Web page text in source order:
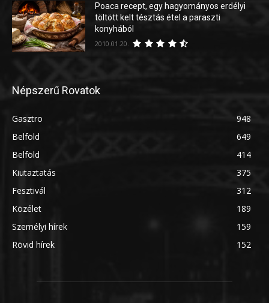
Poaca recept, egy hagyományos erdélyi
töltött kelt tésztás étel a paraszti
konyhából
2010.01.20.
Népszerű Rovatok
Gasztro
948
Belföld
649
Belföld
414
Kiutaztatás
375
Fesztivál
312
Közélet
189
Személyi hírek
159
Rövid hírek
152